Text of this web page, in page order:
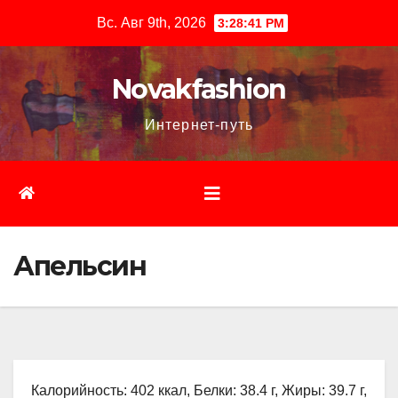
содержимому
Вс. Авг 9th, 2026 3:28:42 PM
Novakfashion
Интернет-путь
Апельсин
Калорийность: 402 ккал, Белки: 38.4 г, Жиры: 39.7 г,